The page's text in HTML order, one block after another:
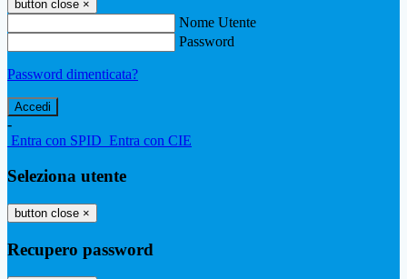
button close ×
Nome Utente
Password
Password dimenticata?
-
Entra con SPID Entra con CIE
Seleziona utente
button close ×
Recupero password